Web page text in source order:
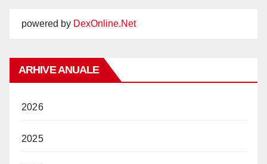
powered by DexOnline.Net
ARHIVE ANUALE
2026
2025